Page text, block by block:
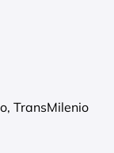
TransMilenio